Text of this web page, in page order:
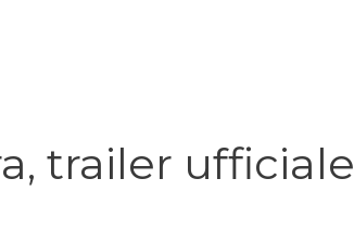
trailer ufficiale